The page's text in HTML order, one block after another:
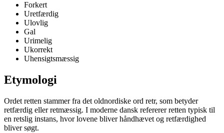
Forkert
Uretfærdig
Ulovlig
Gal
Urimelig
Ukorrekt
Uhensigtsmæssig
Etymologi
Ordet retten stammer fra det oldnordiske ord retr, som betyder
retfærdig eller retmæssig. I moderne dansk refererer retten typisk til
en retslig instans, hvor lovene bliver håndhævet og retfærdighed
bliver søgt.